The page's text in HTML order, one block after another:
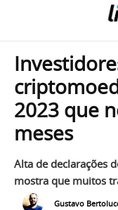
2023 que
meses
Alta de declarações
mostra que muitos
Gustavo